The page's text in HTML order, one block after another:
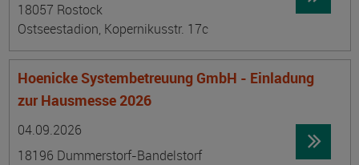
18057 Rostock
Ostseestadion, Kopernikusstr. 17c
Hoenicke Systembetreuung GmbH - Einladung
zur Hausmesse 2026
04.09.2026
18196 Dummerstorf-Bandelstorf